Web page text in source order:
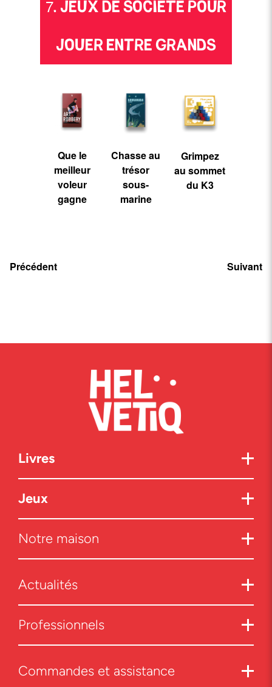
7. JEUX DE SOCIÉTÉ POUR
JOUER ENTRE GRANDS
Que le
meilleur
voleur
gagne
Chasse au
trésor
sous-
marine
Grimpez
au sommet
du K3
Précédent Suivant
Livres
Jeux
Notre maison
Actualités
Professionnels
Commandes et assistance